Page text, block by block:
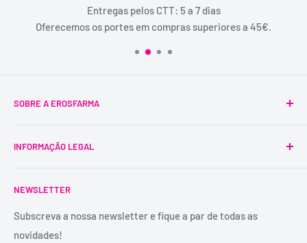
Entregas pelos CTT: 5 a 7 dias
Oferecemos os portes em compras superiores a 45€.
SOBRE A EROSFARMA
Portugal, pioneira na venda de produtos íntimos para
É uma marca registada, tem mais de 29 anos de
aconselhamento e atendimento personalizados e
INFORMAÇÃO LEGAL
Trocas e Devoluções
Política de Privacidade
Contactos
NEWSLETTER
Subscreva a nossa newsletter e fique a par de todas as
novidades!